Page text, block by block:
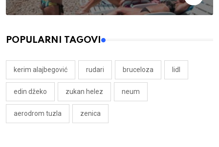
POPULARNI TAGOVI
kerim alajbegović rudari bruceloza lidl
edin džeko zukan helez neum
aerodrom tuzla zenica